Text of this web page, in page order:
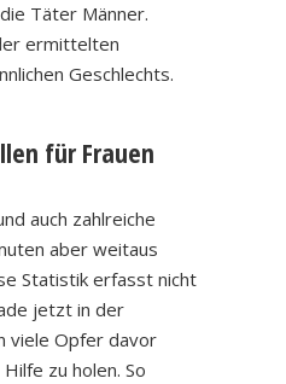
Täter Männer.
ermittelten
Geschlechts.
für Frauen
auch zahlreiche
aber weitaus
Statistik erfasst nicht
jetzt in der
viele Opfer davor
zu holen. So